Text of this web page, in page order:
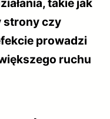
takie jak
strony czy
prowadzi
ruchu